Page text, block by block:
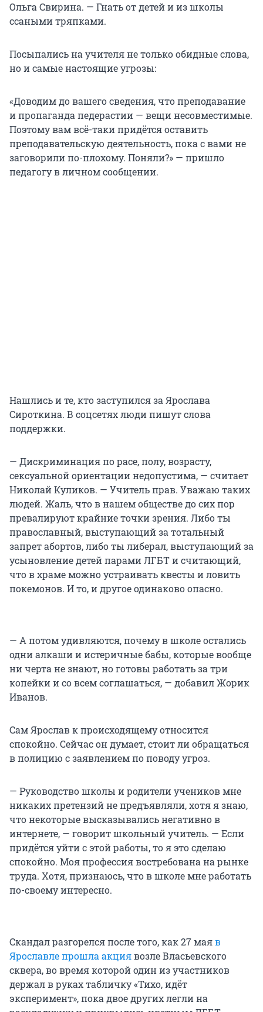
Ольга Свирина. — Гнать от детей и из школы
ссаными тряпками.
Посыпались на учителя не только обидные слова,
но и самые настоящие угрозы:
«Доводим до вашего сведения, что преподавание
и пропаганда педерастии — вещи несовместимые.
Поэтому вам всё-таки придётся оставить
преподавательскую деятельность, пока с вами не
заговорили по-плохому. Поняли?» — пришло
педагогу в личном сообщении.
Нашлись и те, кто заступился за Ярослава
Сироткина. В соцсетях люди пишут слова
поддержки.
— Дискриминация по расе, полу, возрасту,
сексуальной ориентации недопустима, — считает
Николай Куликов. — Учитель прав. Уважаю таких
людей. Жаль, что в нашем обществе до сих пор
превалируют крайние точки зрения. Либо ты
православный, выступающий за тотальный
запрет абортов, либо ты либерал, выступающий за
усыновление детей парами ЛГБТ и считающий,
что в храме можно устраивать квесты и ловить
покемонов. И то, и другое одинаково опасно.
— А потом удивляются, почему в школе остались
одни алкаши и истеричные бабы, которые вообще
ни черта не знают, но готовы работать за три
копейки и со всем соглашаться, — добавил Жорик
Иванов.
Сам Ярослав к происходящему относится
спокойно. Сейчас он думает, стоит ли обращаться
в полицию с заявлением по поводу угроз.
— Руководство школы и родители учеников мне
никаких претензий не предъявляли, хотя я знаю,
что некоторые высказывались негативно в
интернете, — говорит школьный учитель. — Если
придётся уйти с этой работы, то я это сделаю
спокойно. Моя профессия востребована на рынке
труда. Хотя, признаюсь, что в школе мне работать
по-своему интересно.
Скандал разгорелся после того, как 27 маяв
Ярославле прошла акциявозле Власьевского
сквера, во время которой один из участников
держал в руках табличку «Тихо, идёт
эксперимент», пока двое других легли на